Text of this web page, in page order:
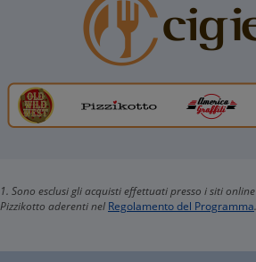
1. Sono esclusi gli acquisti effettuati presso i siti
Pizzikotto aderenti nel Regolamento del Programma.